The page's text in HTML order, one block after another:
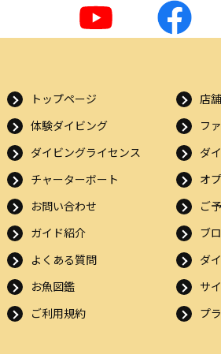
トップページ
店
体験ダイビング
フ
ダイビングライセンス
ダ
チャーターボート
オ
お問い合わせ
ご
ガイド紹介
ブ
よくある質問
ダ
お魚図鑑
サ
ご利用規約
プ